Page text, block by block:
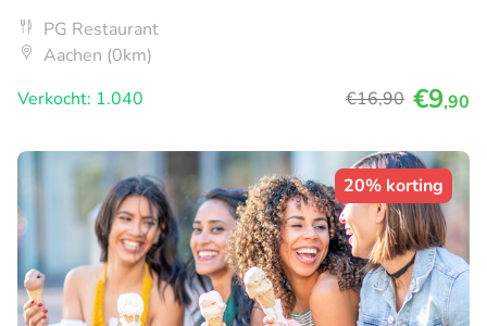
PG Restaurant
Aachen (0km)
Verkocht: 1.040
€16,90 €9,90
20% korting